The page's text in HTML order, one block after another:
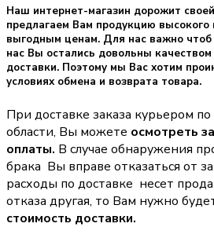
Наш интернет-магазин дорожит
предлагаем Вам продукцию высокого
выгодным ценам. Для нас важно
нас Вы остались довольны
доставки. Поэтому мы Вас хотим
условиях обмена и возврата товара.
При доставке заказа курьером
области, Вы можете осмотреть
оплаты. В случае обнаружения
брака Вы вправе отказаться от
расходы по доставке несет
отказа другая, то Вам нужно
стоимость доставки.